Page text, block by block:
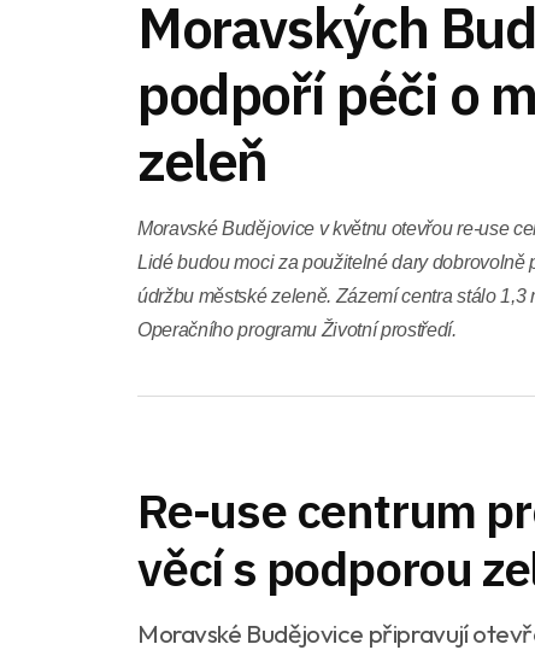
Moravských
podpoří péči o
zeleň
Moravské Budějovice v květnu otevřou re-use
Lidé budou moci za použitelné dary dobrovolně
údržbu městské zeleně. Zázemí centra stálo 1,3
Operačního programu Životní prostředí.
Re-use centrum
věcí s podporou
Moravské Budějovice připravují